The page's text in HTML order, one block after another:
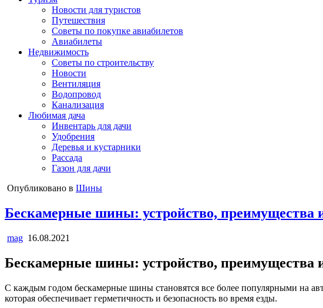
Новости для туристов
Путешествия
Советы по покупке авиабилетов
Авиабилеты
Недвижимость
Советы по строительству
Новости
Вентиляция
Водопровод
Канализация
Любимая дача
Инвентарь для дачи
Удобрения
Деревья и кустарники
Рассада
Газон для дачи
Опубликовано в Шины
Бескамерные шины: устройство, преимущества
mag 16.08.2021
Бескамерные шины: устройство, преимущества
С каждым годом бескамерные шины становятся все более популярными на
которая обеспечивает герметичность и безопасность во время езды.